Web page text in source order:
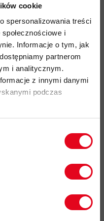
cookie
spersonalizowania treści
i
Informacje o tym, jak
partnerom
i analitycznym.
z innymi danymi
podczas
GORE-TEX PRO
trwała, wolna od PFAS, o
i oddychająca
i asymetrycznym,
zamki) oraz